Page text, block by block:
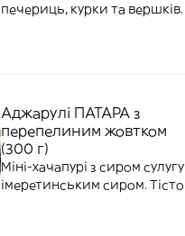
печериць, курки та вершків.
Аджарулі ПАТАРА з
перепелиним жовтком
(300 г)
Міні-хачапурі з сиром
імеретинським сиром. Тісто